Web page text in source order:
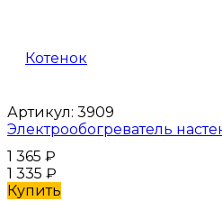
Артикул: 3909
Электрообогреватель
1 365 ₽
1 335 ₽
Купить